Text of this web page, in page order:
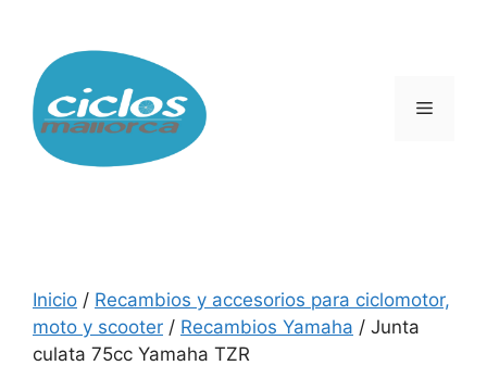
contenido
Menú
Inicio / Recambios y accesorios para ciclomotor,
moto y scooter / Recambios Yamaha / Junta
culata 75cc Yamaha TZR